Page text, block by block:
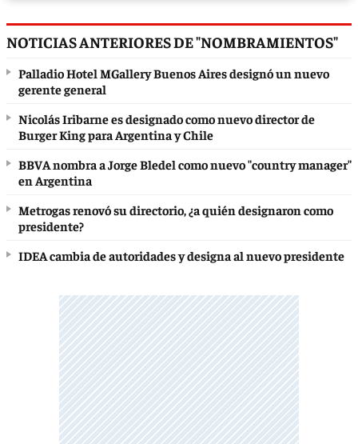
NOTICIAS ANTERIORES DE "NOMBRAMIENTOS"
Palladio Hotel MGallery Buenos Aires designó un nuevo
gerente general
Nicolás Iribarne es designado como nuevo director de
Burger King para Argentina y Chile
BBVA nombra a Jorge Bledel como nuevo "country manager"
en Argentina
Metrogas renovó su directorio, ¿a quién designaron como
presidente?
IDEA cambia de autoridades y designa al nuevo presidente